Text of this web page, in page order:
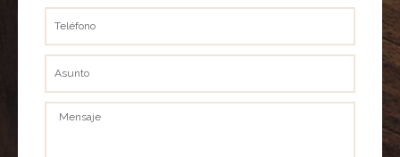
Mensaje